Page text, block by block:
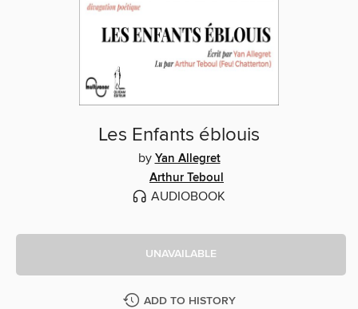
Les Enfants éblouis
by Yan Allegret
Arthur Teboul
AUDIOBOOK
UNAVAILABLE
ADD TO HISTORY